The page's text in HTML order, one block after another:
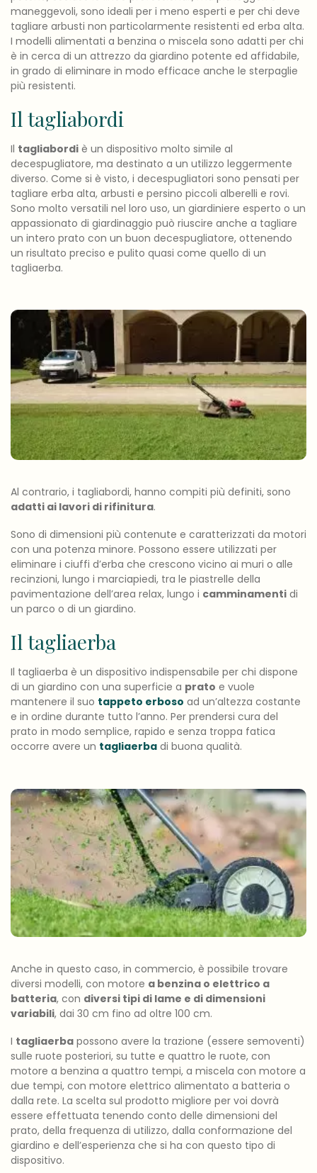
maneggevoli, sono ideali per i meno esperti e per chi deve
tagliare arbusti non particolarmente resistenti ed erba alta.
I modelli alimentati a benzina o miscela sono adatti per chi
è in cerca di un attrezzo da giardino potente ed affidabile,
in grado di eliminare in modo efficace anche le sterpaglie
più resistenti.
Il tagliabordi
Il tagliabordi è un dispositivo molto simile al
decespugliatore, ma destinato a un utilizzo leggermente
diverso. Come si è visto, i decespugliatori sono pensati per
tagliare erba alta, arbusti e persino piccoli alberelli e rovi.
Sono molto versatili nel loro uso, un giardiniere esperto o un
appassionato di giardinaggio può riuscire anche a tagliare
un intero prato con un buon decespugliatore, ottenendo
un risultato preciso e pulito quasi come quello di un
tagliaerba.
Al contrario, i tagliabordi, hanno compiti più definiti, sono
adatti ai lavori di rifinitura.
Sono di dimensioni più contenute e caratterizzati da motori
con una potenza minore. Possono essere utilizzati per
eliminare i ciuffi d’erba che crescono vicino ai muri o alle
recinzioni, lungo i marciapiedi, tra le piastrelle della
pavimentazione dell’area relax, lungo i camminamenti di
un parco o di un giardino.
Il tagliaerba
Il tagliaerba è un dispositivo indispensabile per chi dispone
di un giardino con una superficie a prato e vuole
mantenere il suo tappeto erboso ad un’altezza costante
e in ordine durante tutto l’anno. Per prendersi cura del
prato in modo semplice, rapido e senza troppa fatica
occorre avere un tagliaerba di buona qualità.
Anche in questo caso, in commercio, è possibile trovare
diversi modelli, con motore a benzina o elettrico a
batteria, con diversi tipi di lame e di dimensioni
variabili, dai 30 cm fino ad oltre 100 cm.
I tagliaerba possono avere la trazione (essere semoventi)
sulle ruote posteriori, su tutte e quattro le ruote, con
motore a benzina a quattro tempi, a miscela con motore a
due tempi, con motore elettrico alimentato a batteria o
dalla rete. La scelta sul prodotto migliore per voi dovrà
essere effettuata tenendo conto delle dimensioni del
prato, della frequenza di utilizzo, dalla conformazione del
giardino e dell’esperienza che si ha con questo tipo di
dispositivo.